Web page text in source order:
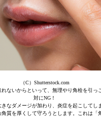
（C）Shutterstock.com
ないからといって、無理やり角栓を引っ
対にNG！
なダメージが加わり、炎症を起こしてし
質を厚くして守ろうとします。これは「